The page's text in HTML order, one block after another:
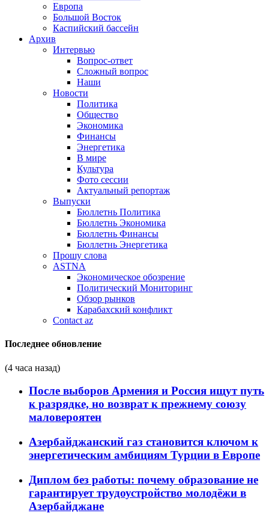
Европа
Большой Восток
Каспийский бассейн
Архив
Интервью
Вопрос-ответ
Сложный вопрос
Наши
Новости
Политика
Общество
Экономика
Финансы
Энергетика
В мире
Культура
Фото сессии
Актуальный репортаж
Выпуски
Бюллетнь Политика
Бюллетнь Экономика
Бюллетнь Финансы
Бюллетнь Энергетика
Прошу слова
ASTNA
Экономическое обозрение
Политический Мониторинг
Обзор рынков
Карабахский конфликт
Contact az
Последнее обновление
(4 часа назад)
После выборов Армения и Россия ищут путь
к разрядке, но возврат к прежнему союзу
маловероятен
Азербайджанский газ становится ключом к
энергетическим амбициям Турции в Европе
Диплом без работы: почему образование не
гарантирует трудоустройство молодёжи в
Азербайджане